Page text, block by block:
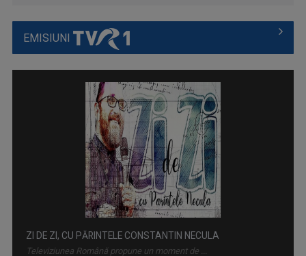
EMISIUNI
ZI DE ZI, CU PĂRINTELE CONSTANTIN NECULA
Televiziunea Română propune un moment de ...